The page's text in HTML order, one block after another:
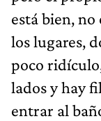
está bien, no
los lugares,
poco
lados y hay
entrar al